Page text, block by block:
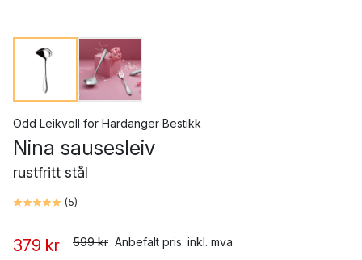
Odd Leikvoll for Hardanger Bestikk
Nina sausesleiv
rustfritt stål
(5)
379 kr 599 kr Anbefalt pris. inkl. mva